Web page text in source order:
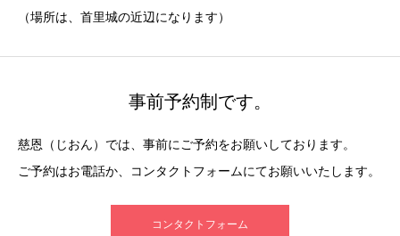
（場所は、首里城の近辺になります）
事前予約制です。
慈恩（じおん）では、事前にご予約をお願いしております。
ご予約はお電話か、コンタクトフォームにてお願いいたします。
コンタクトフォーム